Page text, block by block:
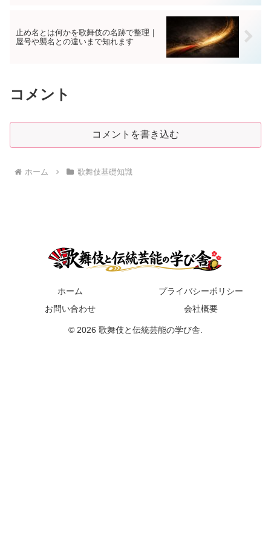
止め名とは何かを歌舞伎の名跡で整理｜
屋号や襲名との違いまで知れます
コメント
コメントを書き込む
ホーム 歌舞伎基礎知識
ホーム
プライバシーポリシー
お問い合わせ
会社概要
© 2026 歌舞伎と伝統芸能の学び舎.